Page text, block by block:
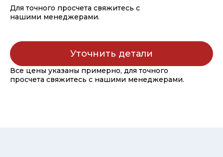
Для точного просчета свяжитесь с
нашими менеджерами.
Уточнить детали
Все цены указаны примерно, для точного
просчета свяжитесь с нашими менеджерами.